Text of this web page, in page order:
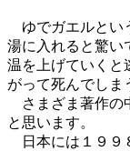
ゆでガエルとい
湯に入れると驚い
温を上げていくと
がって死んでしま
さまざま著作の
と思います。
日本には１９９